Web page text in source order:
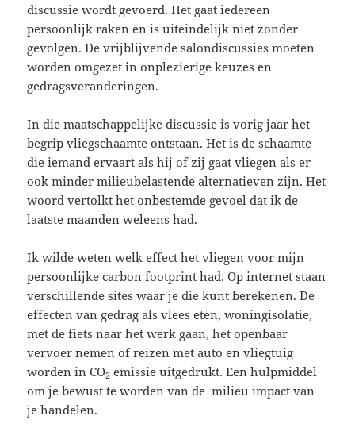
discussie wordt gevoerd. Het gaat iedereen
persoonlijk raken en is uiteindelijk niet zonder
gevolgen. De vrijblijvende salondiscussies moeten
worden omgezet in onplezierige keuzes en
gedragsveranderingen.
In die maatschappelijke discussie is vorig jaar het
begrip vliegschaamte ontstaan. Het is de schaamte
die iemand ervaart als hij of zij gaat vliegen als er
ook minder milieubelastende alternatieven zijn. Het
woord vertolkt het onbestemde gevoel dat ik de
laatste maanden weleens had.
Ik wilde weten welk effect het vliegen voor mijn
persoonlijke carbon footprint had. Op internet staan
verschillende sites waar je die kunt berekenen. De
effecten van gedrag als vlees eten, woningisolatie,
met de fiets naar het werk gaan, het openbaar
vervoer nemen of reizen met auto en vliegtuig
worden in CO2 emissie uitgedrukt. Een hulpmiddel
om je bewust te worden van de milieu impact van
je handelen.